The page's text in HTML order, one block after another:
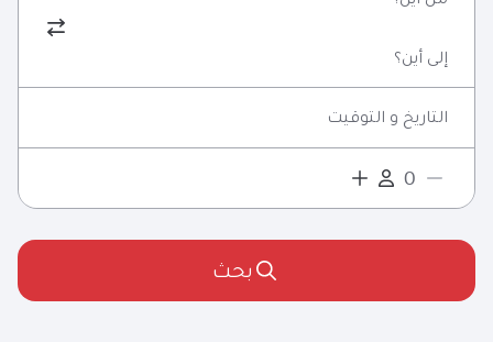
إلى أين؟
التاريخ و التوقيت
بحث